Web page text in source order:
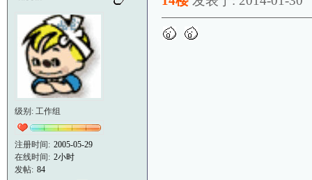
级别: 工作组
注册时间: 2005-05-29
在线时间: 2小时
发帖: 84